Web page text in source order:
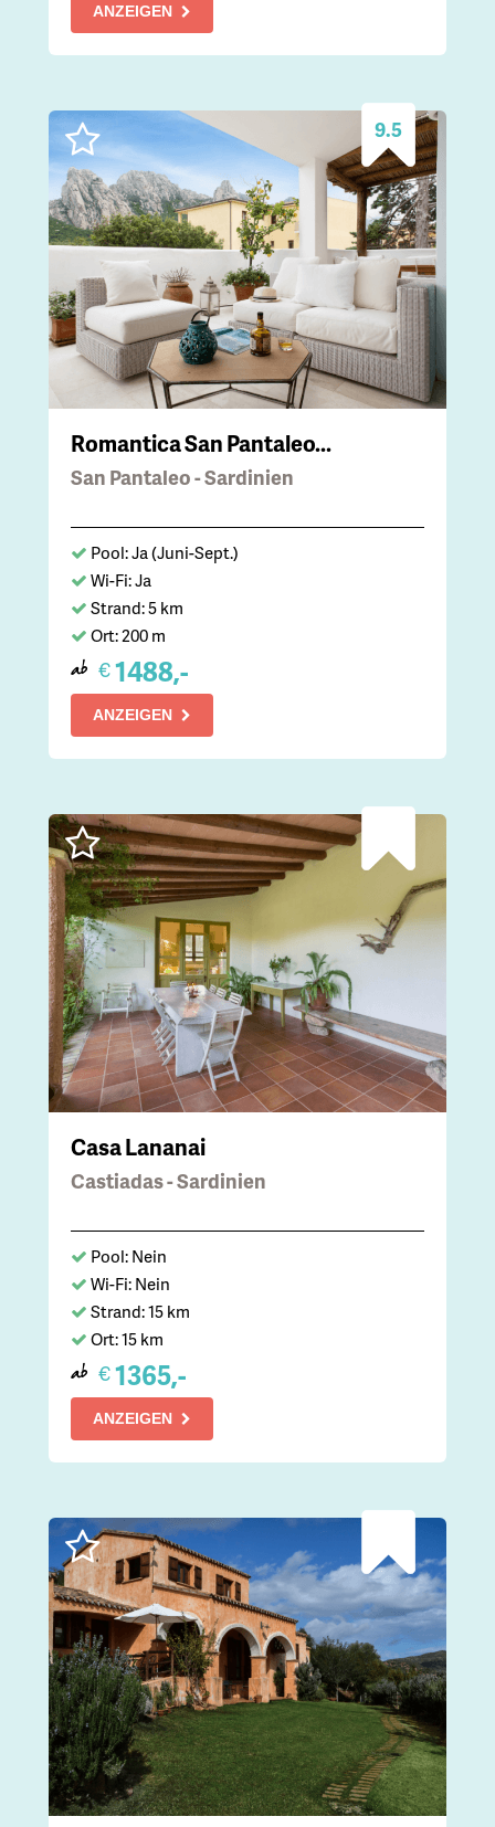
ANZEIGEN
9.5
Romantica San Pantaleo...
San Pantaleo - Sardinien
Pool: Ja (Juni-Sept.)
Wi-Fi: Ja
Strand: 5 km
Ort: 200 m
ab €1488,-
ANZEIGEN
Casa Lananai
Castiadas - Sardinien
Pool: Nein
Wi-Fi: Nein
Strand: 15 km
Ort: 15 km
ab €1365,-
ANZEIGEN